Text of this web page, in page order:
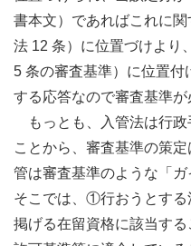
書本文）であればこれに
法 12 条）に位置づけより
5 条の審査基準）に位置
する応答なので審査基準が
もっとも、入管法は行政
ことから、審査基準の策
管は審査基準のような「ガ
そこでは、①行おうとする
掲げる在留資格に該当す